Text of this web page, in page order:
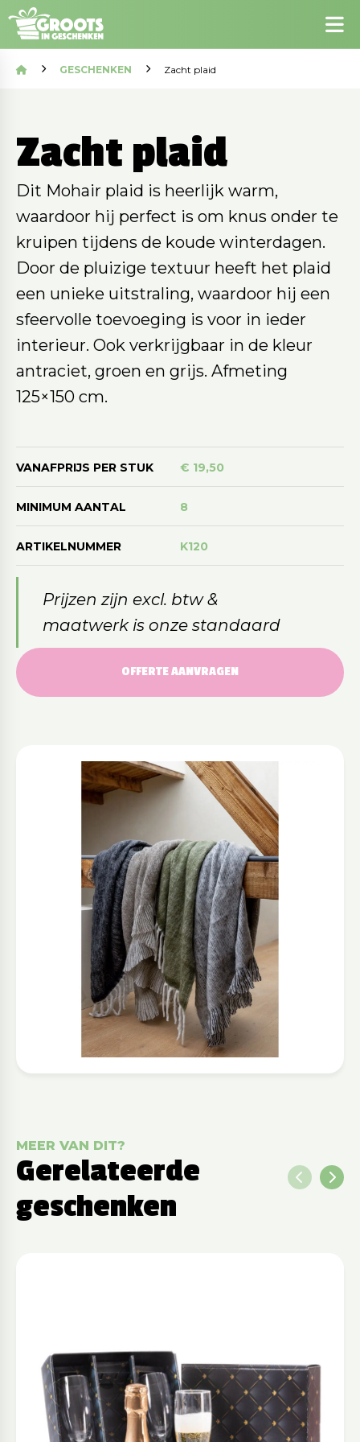
GESCHENKEN Zacht plaid
Zacht plaid
Dit Mohair plaid is heerlijk warm,
waardoor hij perfect is om knus onder te
kruipen tijdens de koude winterdagen.
Door de pluizige textuur heeft het plaid
een unieke uitstraling, waardoor hij een
sfeervolle toevoeging is voor in ieder
interieur. Ook verkrijgbaar in de kleur
antraciet, groen en grijs. Afmeting
125×150 cm.
VANAFPRIJS PER STUK € 19,50
MINIMUM AANTAL 8
ARTIKELNUMMER K120
Prijzen zijn excl. btw &
maatwerk is onze standaard
OFFERTE AANVRAGEN
MEER VAN DIT?
Gerelateerde
geschenken